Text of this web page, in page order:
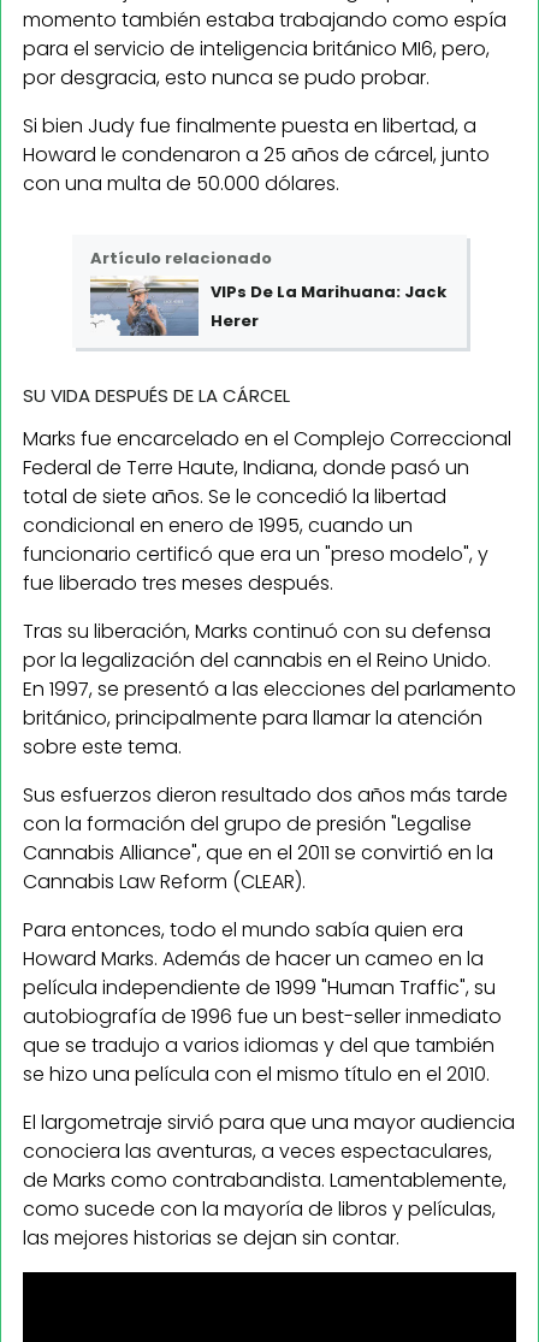
momento también estaba trabajando como espía
para el servicio de inteligencia británico MI6, pero,
por desgracia, esto nunca se pudo probar.
Si bien Judy fue finalmente puesta en libertad, a
Howard le condenaron a 25 años de cárcel, junto
con una multa de 50.000 dólares.
Artículo relacionado
VIPs De La Marihuana: Jack
Herer
SU VIDA DESPUÉS DE LA CÁRCEL
Marks fue encarcelado en el Complejo Correccional
Federal de Terre Haute, Indiana, donde pasó un
total de siete años. Se le concedió la libertad
condicional en enero de 1995, cuando un
funcionario certificó que era un "preso modelo", y
fue liberado tres meses después.
Tras su liberación, Marks continuó con su defensa
por la legalización del cannabis en el Reino Unido.
En 1997, se presentó a las elecciones del parlamento
británico, principalmente para llamar la atención
sobre este tema.
Sus esfuerzos dieron resultado dos años más tarde
con la formación del grupo de presión "Legalise
Cannabis Alliance", que en el 2011 se convirtió en la
Cannabis Law Reform (CLEAR).
Para entonces, todo el mundo sabía quien era
Howard Marks. Además de hacer un cameo en la
película independiente de 1999 "Human Traffic", su
autobiografía de 1996 fue un best-seller inmediato
que se tradujo a varios idiomas y del que también
se hizo una película con el mismo título en el 2010.
El largometraje sirvió para que una mayor audiencia
conociera las aventuras, a veces espectaculares,
de Marks como contrabandista. Lamentablemente,
como sucede con la mayoría de libros y películas,
las mejores historias se dejan sin contar.